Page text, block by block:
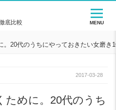
底比較
。20代のうちにやっておきたい女磨き
2017-03-28
ために。20代のうち
MENU